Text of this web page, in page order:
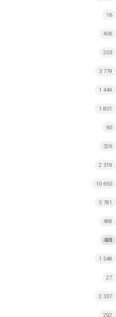
16
406
203
3 779
1 449
1 801
60
326
2 319
10 650
5 781
488
MI
420
1 548
27
2 337
292